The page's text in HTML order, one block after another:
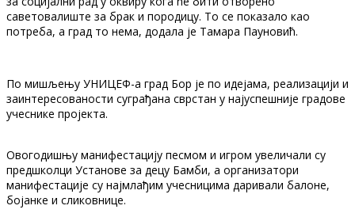
саветовалиште за брак и породицу. То се показало као
потреба, а град то нема, додала је Тамара Пауновић.
По мишљењу УНИЦЕФ-а град Бор је по идејама, реализацији и
заинтересованости суграђана сврстан у најуспешније градове
учеснике пројекта.
Овогодишњу манифестацију песмом и игром увеличали су
предшколци Установе за децу Бамби, а организатори
манифестације су најмлађим учесницима даривали балоне,
бојанке и сликовнице.